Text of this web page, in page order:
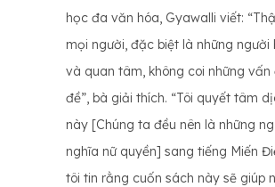
học đa văn hóa, Gyawalli viết:
mọi người, đặc biệt là những người
và quan tâm, không coi những
đề”, bà giải thích. “Tôi quyết tâm
này [Chúng ta đều nên là những
nghĩa nữ quyền] sang tiếng Miến
tôi tin rằng cuốn sách này sẽ giúp